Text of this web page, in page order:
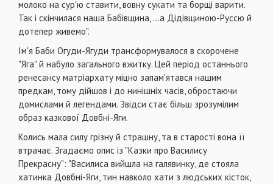
молоко на сур'ю ставити, вовну сукати та борщі варити.
Так і скінчилася наша Бабівщина, ...а Дідівщиною-Руссю й
дотепер живемо".
Ім'я Баби Огуди-Ягуди трансформувалося в скорочене
"Яга" й набуло загального вжитку. Цей період останнього
ренесансу матріархату міцно запам'ятався нашим
предкам, тому дійшов і до нинішніх часів, обростаючи
домислами й легендами. Звідси стає більш зрозумілим
образ казкової Довбні-Яги.
Колись мала силу грізну й страшну, та в старості вона її
втрачає. Згадаємо опис із "Казки про Василису
Прекрасну": "Василиса вийшла на галявинку, де стояла
хатинка Довбні-Яги, тин навколо хати з людських кісток,